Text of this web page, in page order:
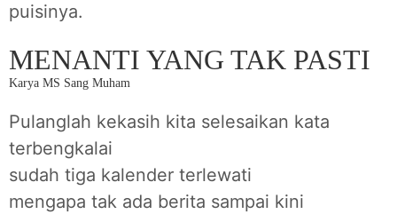
puisinya.
MENANTI YANG TAK PASTI
Karya MS Sang Muham
Pulanglah kekasih kita selesaikan kata
terbengkalai
sudah tiga kalender terlewati
mengapa tak ada berita sampai kini